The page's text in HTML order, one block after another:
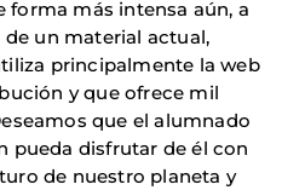
más intensa aún, a
de un material actual,
principalmente la web
y que ofrece mil
que el alumnado
pueda disfrutar de él con
de nuestro planeta y